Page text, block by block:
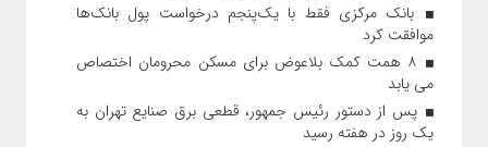
بانک مرکزی فقط با یک‌‎پنجم درخواست پول بانک‌ها
موافقت کرد
۸ همت کمک بلاعوض برای مسکن محرومان اختصاص
می یابد
پس از دستور رئیس‌ جمهور، قطعی برق صنایع تهران به
یک روز در هفته رسید